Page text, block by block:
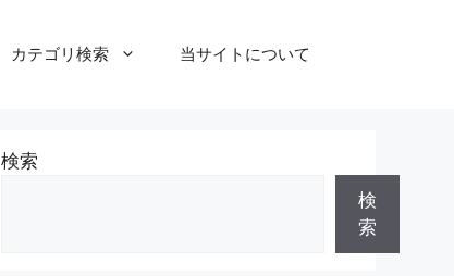
カテゴリ検索 当サイトについて
検索
検
索